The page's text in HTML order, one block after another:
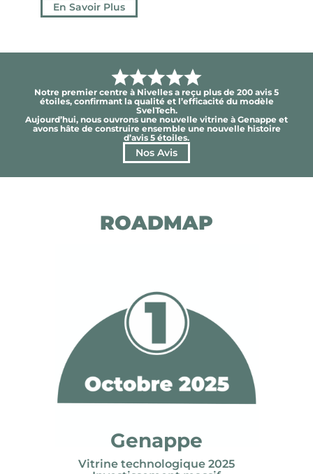
En Savoir Plus
Notre premier centre à Nivelles a reçu plus de 200 avis 5
étoiles, confirmant la qualité et l’efficacité du modèle
SvelTech.
Aujourd’hui, nous ouvrons une nouvelle vitrine à Genappe et
avons hâte de construire ensemble une nouvelle histoire
d’avis 5 étoiles.
Nos Avis
ROADMAP
Genappe
Vitrine technologique 2025